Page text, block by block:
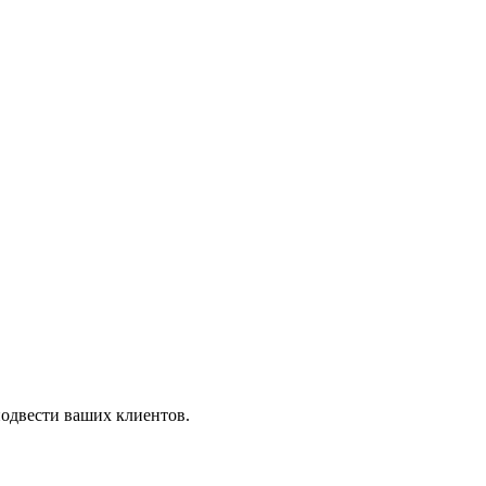
сорвать планы и подвести ваших клиентов.